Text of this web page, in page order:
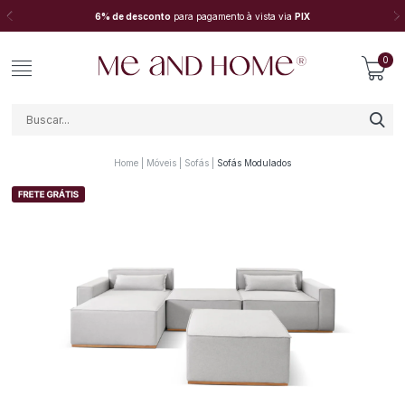
6% de desconto para pagamento à vista viaPIX
0
Home Móveis Sofás Sofás Modulados